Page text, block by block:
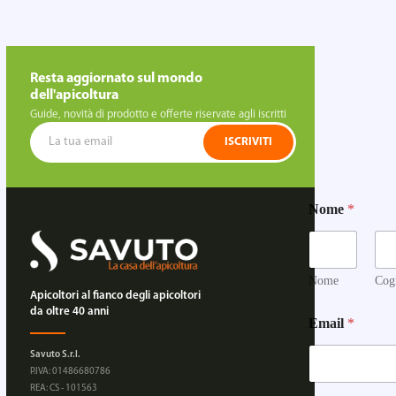
Resta aggiornato sul mondo
dell'apicoltura
Guide, novità di prodotto e offerte riservate agli iscritti
ISCRIVITI
Apicoltori al fianco degli apicoltori
da oltre 40 anni
Savuto S.r.l.
P.IVA: 01486680786
REA: CS - 101563
Nome *
Nome
e
s
d
Email *